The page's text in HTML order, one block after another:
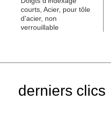
courts, Acier, pour tôle
d'acier, non
verrouillable
derniers clics